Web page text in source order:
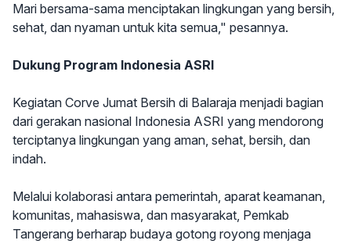
Mari bersama-sama menciptakan lingkungan yang bersih,
sehat, dan nyaman untuk kita semua," pesannya.
Dukung Program Indonesia ASRI
Kegiatan Corve Jumat Bersih di Balaraja menjadi bagian
dari gerakan nasional Indonesia ASRI yang mendorong
terciptanya lingkungan yang aman, sehat, bersih, dan
indah.
Melalui kolaborasi antara pemerintah, aparat keamanan,
komunitas, mahasiswa, dan masyarakat, Pemkab
Tangerang berharap budaya gotong royong menjaga